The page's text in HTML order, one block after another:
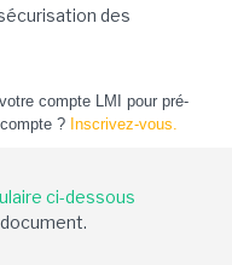
des
compte LMI pour pré-
? Inscrivez-vous.
ci-dessous